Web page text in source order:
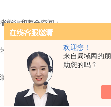
欢迎您！
来自局域网的
助您的吗？
能源和整合空间；
经验，可为客户提供更加的咨询服
物料的粉碎、碾磨、筛分、制粒、